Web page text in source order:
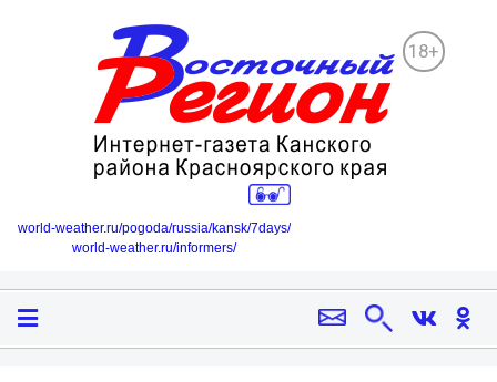
18+
world-weather.ru/pogoda/russia/kansk/7days/
world-weather.ru/informers/